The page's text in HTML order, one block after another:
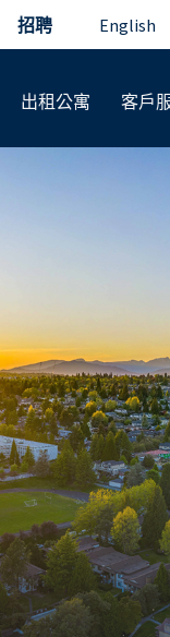
招聘 English
出租公寓 客戶